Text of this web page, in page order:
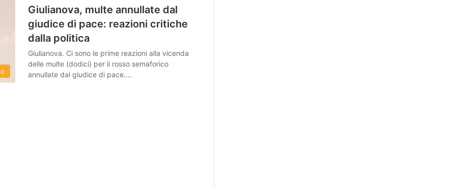
Giulianova, multe annullate dal
giudice di pace: reazioni critiche
dalla politica
Giulianova. Ci sono le prime reazioni alla vicenda
delle multe (dodici) per il rosso semaforico
annullate dal giudice di pace.…